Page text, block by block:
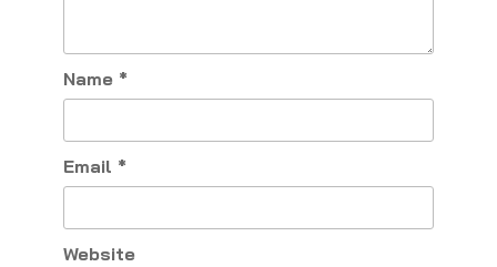
Name *
Email *
Website